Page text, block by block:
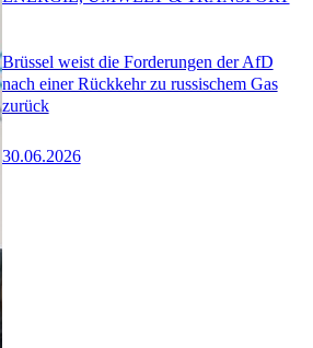
Brüssel weist die Forderungen der AfD
nach einer Rückkehr zu russischem Gas
zurück
30.06.2026